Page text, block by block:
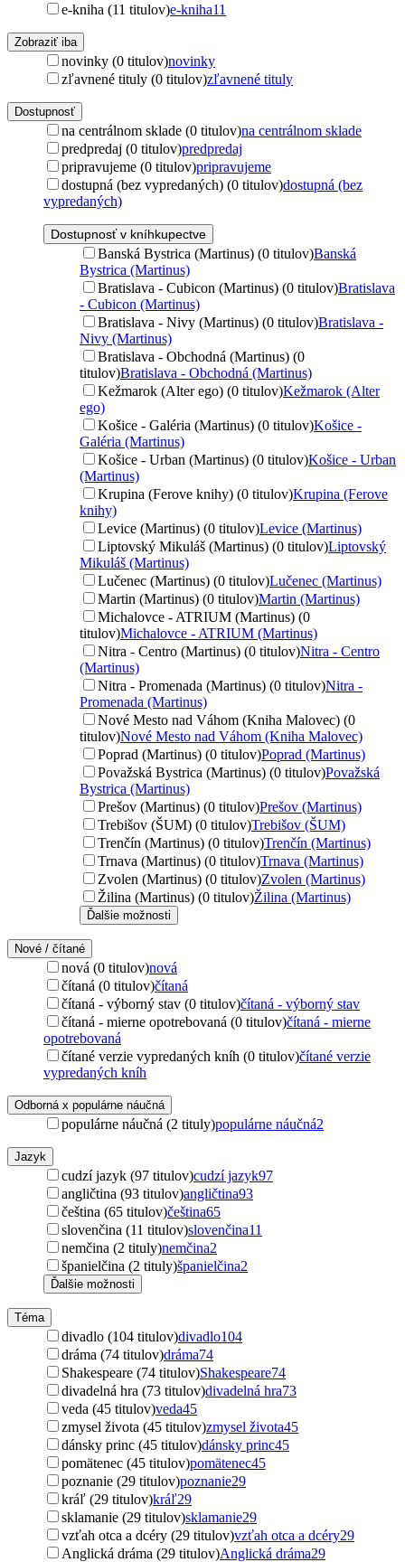
e-kniha (11 titulov)e-kniha11
Zobraziť iba
novinky (0 titulov)novinky
zľavnené tituly (0 titulov)zľavnené tituly
Dostupnosť
na centrálnom sklade (0 titulov)na centrálnom sklade
predpredaj (0 titulov)predpredaj
pripravujeme (0 titulov)pripravujeme
dostupná (bez vypredaných) (0 titulov)dostupná (bez
vypredaných)
Dostupnosť v kníhkupectve
Banská Bystrica (Martinus) (0 titulov)Banská
Bystrica (Martinus)
Bratislava - Cubicon (Martinus) (0 titulov)Bratislava
- Cubicon (Martinus)
Bratislava - Nivy (Martinus) (0 titulov)Bratislava -
Nivy (Martinus)
Bratislava - Obchodná (Martinus) (0
titulov)Bratislava - Obchodná (Martinus)
Kežmarok (Alter ego) (0 titulov)Kežmarok (Alter
ego)
Košice - Galéria (Martinus) (0 titulov)Košice -
Galéria (Martinus)
Košice - Urban (Martinus) (0 titulov)Košice - Urban
(Martinus)
Krupina (Ferove knihy) (0 titulov)Krupina (Ferove
knihy)
Levice (Martinus) (0 titulov)Levice (Martinus)
Liptovský Mikuláš (Martinus) (0 titulov)Liptovský
Mikuláš (Martinus)
Lučenec (Martinus) (0 titulov)Lučenec (Martinus)
Martin (Martinus) (0 titulov)Martin (Martinus)
Michalovce - ATRIUM (Martinus) (0
titulov)Michalovce - ATRIUM (Martinus)
Nitra - Centro (Martinus) (0 titulov)Nitra - Centro
(Martinus)
Nitra - Promenada (Martinus) (0 titulov)Nitra -
Promenada (Martinus)
Nové Mesto nad Váhom (Kniha Malovec) (0
titulov)Nové Mesto nad Váhom (Kniha Malovec)
Poprad (Martinus) (0 titulov)Poprad (Martinus)
Považská Bystrica (Martinus) (0 titulov)Považská
Bystrica (Martinus)
Prešov (Martinus) (0 titulov)Prešov (Martinus)
Trebišov (ŠUM) (0 titulov)Trebišov (ŠUM)
Trenčín (Martinus) (0 titulov)Trenčín (Martinus)
Trnava (Martinus) (0 titulov)Trnava (Martinus)
Zvolen (Martinus) (0 titulov)Zvolen (Martinus)
Žilina (Martinus) (0 titulov)Žilina (Martinus)
Ďalšie možnosti
Nové / čítané
nová (0 titulov)nová
čítaná (0 titulov)čítaná
čítaná - výborný stav (0 titulov)čítaná - výborný stav
čítaná - mierne opotrebovaná (0 titulov)čítaná - mierne
opotrebovaná
čítané verzie vypredaných kníh (0 titulov)čítané verzie
vypredaných kníh
Odborná x populárne náučná
populárne náučná (2 tituly)populárne náučná2
Jazyk
cudzí jazyk (97 titulov)cudzí jazyk97
angličtina (93 titulov)angličtina93
čeština (65 titulov)čeština65
slovenčina (11 titulov)slovenčina11
nemčina (2 tituly)nemčina2
španielčina (2 tituly)španielčina2
Ďalšie možnosti
Téma
divadlo (104 titulov)divadlo104
dráma (74 titulov)dráma74
Shakespeare (74 titulov)Shakespeare74
divadelná hra (73 titulov)divadelná hra73
veda (45 titulov)veda45
zmysel života (45 titulov)zmysel života45
dánsky princ (45 titulov)dánsky princ45
pomätenec (45 titulov)pomätenec45
poznanie (29 titulov)poznanie29
kráľ (29 titulov)kráľ29
sklamanie (29 titulov)sklamanie29
vzťah otca a dcéry (29 titulov)vzťah otca a dcéry29
Anglická dráma (29 titulov)Anglická dráma29